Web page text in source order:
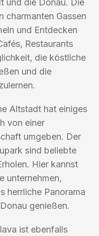
und die Donau. Die
charmanten Gassen
und Entdecken
Restaurants
die köstliche
und die
Altstadt hat einiges
von einer
umgeben. Der
sind beliebte
Hier kannst
unternehmen,
herrliche Panorama
genießen.
ist ebenfalls